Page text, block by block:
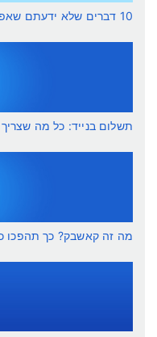
10 דברים שלא ידעתם שאפשר לעשות באפליקציה של כאל
תשלום בנייד: כל מה
מה זה קאשבק? כך תהפכו